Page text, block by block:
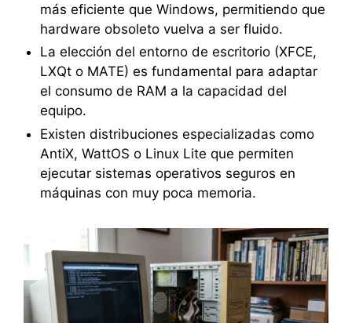
más eficiente que Windows, permitiendo que
hardware obsoleto vuelva a ser fluido.
La elección del entorno de escritorio (XFCE,
LXQt o MATE) es fundamental para adaptar
el consumo de RAM a la capacidad del
equipo.
Existen distribuciones especializadas como
AntiX, WattOS o Linux Lite que permiten
ejecutar sistemas operativos seguros en
máquinas con muy poca memoria.